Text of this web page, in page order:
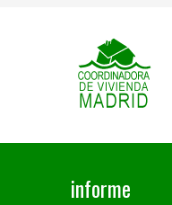
informe